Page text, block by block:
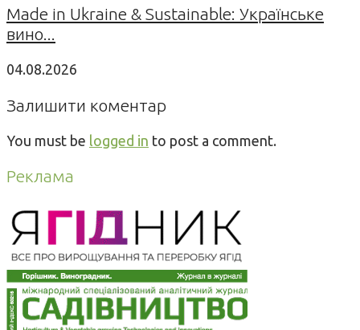
Made in Ukraine & Sustainable: Українське
вино...
04.08.2026
Залишити коментар
You must be logged in to post a comment.
Реклама